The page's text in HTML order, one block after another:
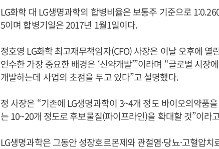
LG화학 대 LG생명과학의 합병비율은 보통주 기준으로
5이며 합병기일은 2017년 1월1일이다.
정호영 LG화학 최고재무책임자(CFO) 사장은 이날 오후에 열
인수한 가장 중요한 배경은 ‘신약개발’”이라며 “글로벌 시장
개발하는데 사업의 초점을 두고 있다”고 설명했다.
정 사장은 “기존에 LG생명과학이 3~4개 정도 바이오의약품
는 10~20개 정도로 후보물질(파이프라인)을 확대할 것”이라
LG생명과학은 그동안 성장호르몬제와 관절염·당뇨·고혈압